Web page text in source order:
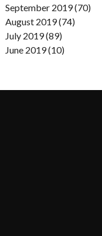
September 2019 (70)
August 2019 (74)
July 2019 (89)
June 2019 (10)